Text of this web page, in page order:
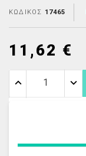
ΚΩΔΙΚΌΣ 17465
11,62 €